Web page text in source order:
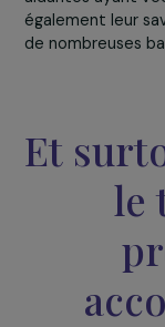
?
Je ne dirais
souvent un
accompagnons
cultures où
des hommes.
confiance plus
aidantes ayant
également